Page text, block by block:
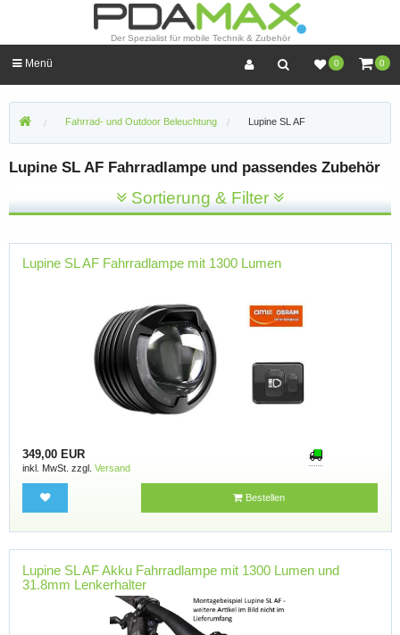
Der Spezialist für mobile Technik & Zubehör
0 0
Menü
Fahrrad- und Outdoor Beleuchtung Lupine SL AF
Lupine SL AF Fahrradlampe und passendes Zubehör
Sortierung & Filter
Lupine SL AF Fahrradlampe mit 1300 Lumen
349,00 EUR
inkl. MwSt. zzgl. Versand
Bestellen
Lupine SL AF Akku Fahrradlampe mit 1300 Lumen und
31.8mm Lenkerhalter